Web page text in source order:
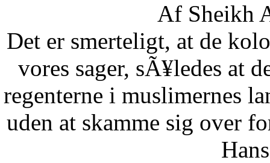
Af Sheikh
Det er smerteligt, at de
vores sager, sÃ¥ledes at
regenterne i muslimernes
uden at skamme sig over